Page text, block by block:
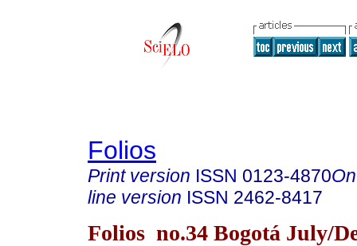
Folios
Print version ISSN 0123-4870
line version ISSN 2462-8417
Folios no.34 Bogotá July/